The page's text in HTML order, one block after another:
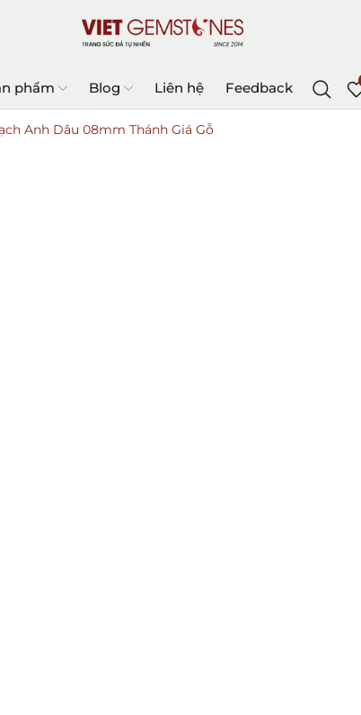
phẩm Blog Liên hệ Feedback
Anh Dâu 08mm Thánh Giá Gỗ